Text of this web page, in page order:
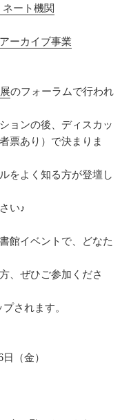
ート機関
ーカイブ事業
のフォーラムで行われ
ョンの後、ディスカッ
票あり）で決まりま
をよく知る方が登壇し
い♪
館イベントで、どなた
、ぜひご参加くださ
されます。
（金）